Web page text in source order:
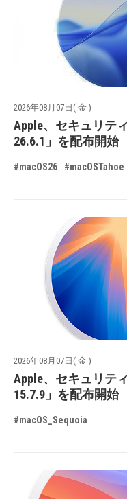
2026年08月07日( 金 )
Apple、セキュリテ
26.6.1」を配布開始
#macOS26 #macOSTahoe
2026年08月07日( 金 )
Apple、セキュリテ
15.7.9」を配布開始
#macOS_Sequoia